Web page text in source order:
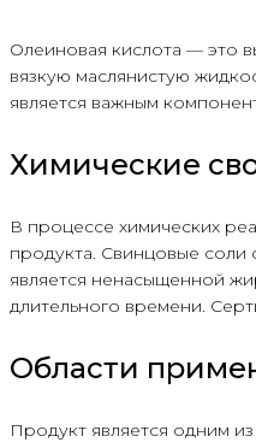
Олеиновая кислота — это
вязкую маслянистую
является важным
Химические
В процессе химических
продукта. Свинцовые соли
является ненасыщенной
длительного времени.
Области
Продукт является одним